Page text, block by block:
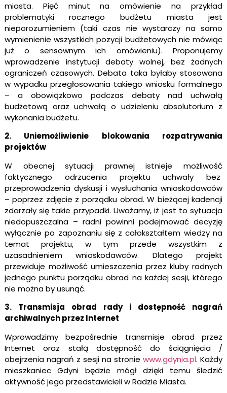
miasta. Pięć minut na omówienie na przykład
problematyki rocznego budżetu miasta jest
nieporozumieniem (taki czas nie wystarczy na samo
wymienienie wszystkich pozycji budżetowych nie mówiąc
już o sensownym ich omówieniu). Proponujemy
wprowadzenie instytucji debaty wolnej, bez żadnych
ograniczeń czasowych. Debata taka byłaby stosowana
w wypadku przegłosowania takiego wniosku formalnego
– a obowiązkowo podczas debaty nad uchwałą
budżetową oraz uchwałą o udzieleniu absolutorium z
wykonania budżetu.
2. Uniemożliwienie blokowania rozpatrywania
projektów
W obecnej sytuacji prawnej istnieje możliwość
faktycznego odrzucenia projektu uchwały bez
przeprowadzenia dyskusji i wysłuchania wnioskodawców
– poprzez zdjęcie z porządku obrad. W bieżącej kadencji
zdarzały się takie przypadki. Uważamy, iż jest to sytuacja
niedopuszczalna – radni powinni podejmować decyzję
wyłącznie po zapoznaniu się z całokształtem wiedzy na
temat projektu, w tym przede wszystkim z
uzasadnieniem wnioskodawców. Dlatego projekt
przewiduje możliwość umieszczenia przez kluby radnych
jednego punktu porządku obrad na każdej sesji, którego
nie można by usunąć.
3. Transmisja obrad rady i dostępność nagrań
archiwalnych przez Internet
Wprowadzimy bezpośrednie transmisje obrad przez
Internet oraz stałą dostępność do ściągnięcia /
obejrzenia nagrań z sesji na stroniewww.gdynia.pl. Każdy
mieszkaniec Gdyni będzie mógł dzięki temu śledzić
aktywność jego przedstawicieli w Radzie Miasta.